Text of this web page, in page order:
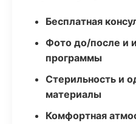
Бесплатная
Фото до/после и
программы
Стерильность и
материалы
Комфортная